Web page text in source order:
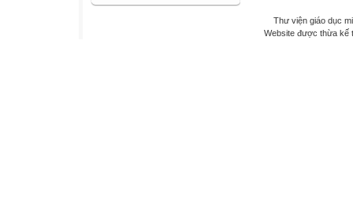
Thư viện giáo dục
Website được thừa kế